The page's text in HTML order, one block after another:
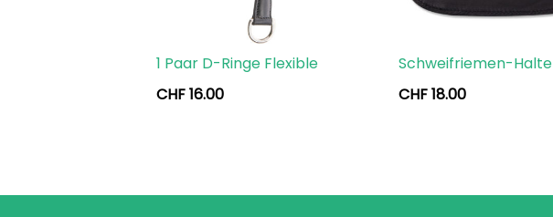
1 Paar D-Ringe Flexible
CHF16.00
Schweifriemen-
CHF18.00